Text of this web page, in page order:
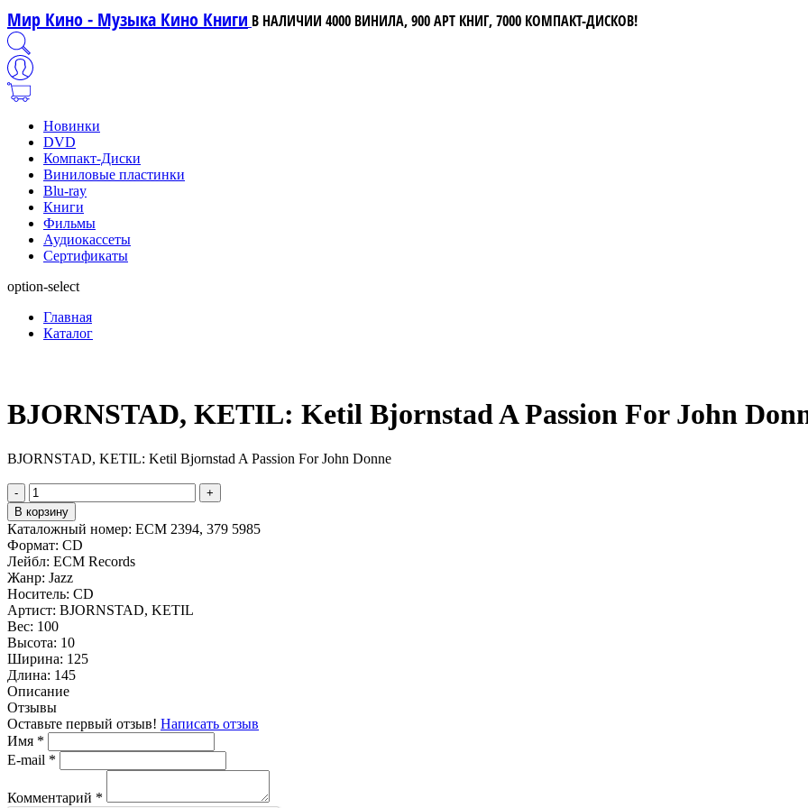
Мир Кино - Музыка Кино Книги В НАЛИЧИИ 4000 ВИНИЛА, 900 АРТ КНИГ, 7000 КОМПАКТ-ДИСКОВ!
Новинки
DVD
Компакт-Диски
Виниловые пластинки
Blu-ray
Книги
Фильмы
Аудиокассеты
Сертификаты
option-select
Главная
Каталог
BJORNSTAD, KETIL: Ketil Bjornstad A Passion For John
BJORNSTAD, KETIL: Ketil Bjornstad A Passion For John Donne
-
+
В корзину
Каталожный номер: ECM 2394, 379 5985
Формат: CD
Лейбл: ECM Records
Жанр: Jazz
Носитель: CD
Артист: BJORNSTAD, KETIL
Вес: 100
Высота: 10
Ширина: 125
Длина: 145
Описание
Отзывы
Оставьте первый отзыв! Написать отзыв
Имя *
E-mail *
Комментарий *